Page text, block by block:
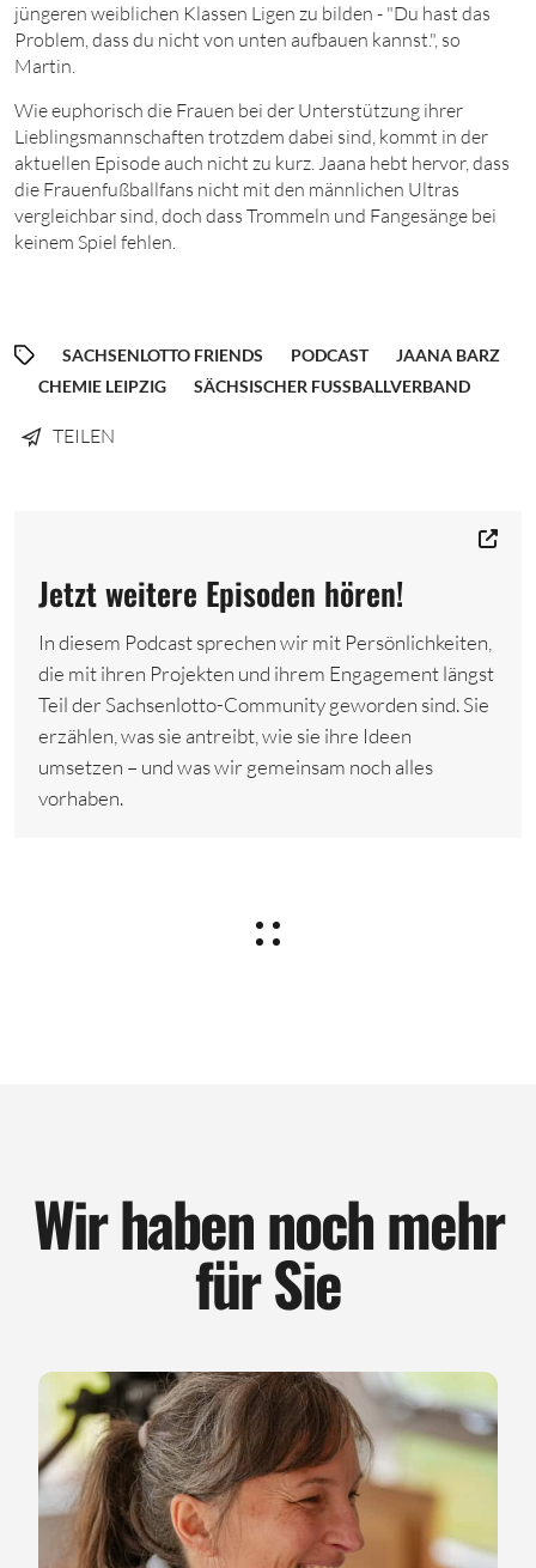
jüngeren weiblichen Klassen Ligen zu bilden - "Du hast das
Problem, dass du nicht von unten aufbauen kannst.", so
Martin.
Wie euphorisch die Frauen bei der Unterstützung ihrer
Lieblingsmannschaften trotzdem dabei sind, kommt in der
aktuellen Episode auch nicht zu kurz. Jaana hebt hervor, dass
die Frauenfußballfans nicht mit den männlichen Ultras
vergleichbar sind, doch dass Trommeln und Fangesänge bei
keinem Spiel fehlen.
SACHSENLOTTO FRIENDS PODCAST
JAANA BARZ
CHEMIE LEIPZIG
SÄCHSISCHER FUSSBALLVERBAND
TEILEN
Jetzt weitere Episoden hören!
In diesem Podcast sprechen wir mit Persönlichkeiten,
die mit ihren Projekten und ihrem Engagement längst
Teil der Sachsenlotto-Community geworden sind. Sie
erzählen, was sie antreibt, wie sie ihre Ideen
umsetzen – und was wir gemeinsam noch alles
vorhaben.
Wir haben noch mehr
für Sie